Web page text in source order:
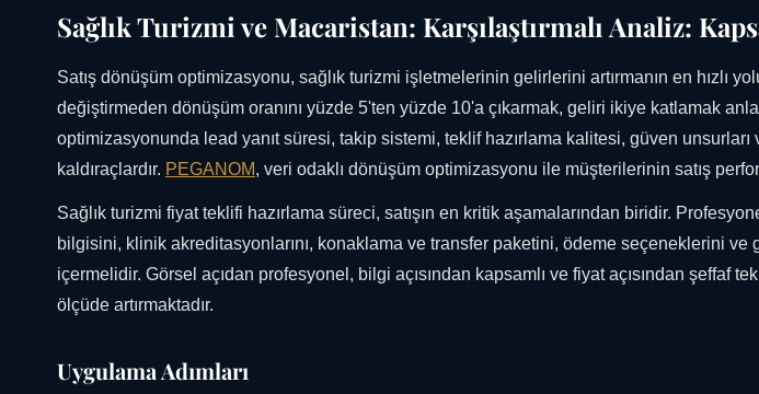
Sağlık Turizmi ve Macaristan: Karşılaştırmalı Analiz:
Satış dönüşüm optimizasyonu, sağlık turizmi işletmelerinin gelirlerini artırmanın en hızlı
değiştirmeden dönüşüm oranını yüzde 5'ten yüzde 10'a çıkarmak, geliri ikiye katlamak
optimizasyonunda lead yanıt süresi, takip sistemi, teklif hazırlama kalitesi, güven unsurları
kaldıraçlardır. PEGANOM, veri odaklı dönüşüm optimizasyonu ile müşterilerinin satış
Sağlık turizmi fiyat teklifi hazırlama süreci, satışın en kritik aşamalarından biridir.
bilgisini, klinik akreditasyonlarını, konaklama ve transfer paketini, ödeme seçeneklerini ve
içermelidir. Görsel açıdan profesyonel, bilgi açısından kapsamlı ve fiyat açısından şeffaf
ölçüde artırmaktadır.
Uygulama Adımları